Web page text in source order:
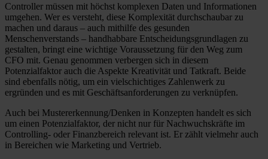
Controller müssen mit höchst komplexen Daten und Informationen
umgehen. Wer es versteht, diese Komplexität durchschaubar zu
machen und daraus – auch mithilfe des gesunden
Menschenverstands – handhabbare Entscheidungsgrundlagen zu
gestalten, bringt eine wichtige Voraussetzung für den Weg zum
CFO mit. Genau genommen verbergen sich in diesem
Potenzialfaktor auch die Aspekte Kreativität und Tatkraft. Beide
sind ebenfalls nötig, um ein vielschichtiges Zahlenwerk zu
ergründen und es mit Geschäftsanforderungen zu verknüpfen.
Auch bei Mustererkennung/Denken in Konzepten handelt es sich
um einen Potenzialfaktor, der nicht nur für Nachwuchskräfte im
Controlling- oder Finanzbereich relevant ist. Er zählt vielmehr auch
in Bereichen wie Marketing und Vertrieb.